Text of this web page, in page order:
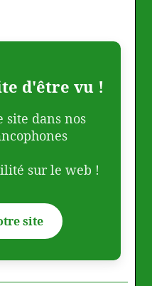
d'être vu !
site dans nos
sur le web !
site